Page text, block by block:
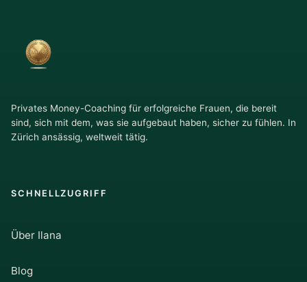
Privates Money-Coaching für erfolgreiche Frauen, die bereit
sind, sich mit dem, was sie aufgebaut haben, sicher zu fühlen. In
Zürich ansässig, weltweit tätig.
SCHNELLZUGRIFF
Über Ilana
Blog